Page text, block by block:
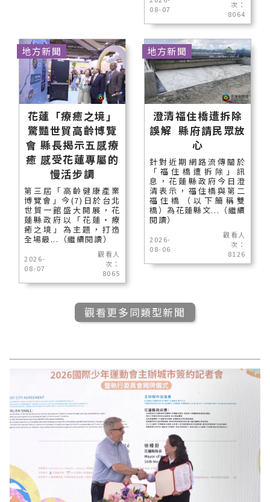
08-07
次：
8064
花蓮「療癒之境」
驚豔世貿高齡博覽
會 縣長揭示五感療
癒 感受花蓮專屬的
慢活步調
第三屆「高齡健康產業
博覽會」今(7)日於台北
世貿一館盛大開展，花
蓮縣政府以「花蓮‧療
癒之境」為主題，打造
全場最...（繼續閱讀）
2026-
08-07
觀看人
次：
8065
地方新聞
澄清福住橋遭拆除
誤解 縣府請民眾放
心
針對近期網路流傳關於
「福住橋遭拆除」訊
息，花蓮縣政府今日澄
清表示，福住橋與第二
福住橋（以下簡稱雙
橋）為花蓮縣文...（繼續
閱讀）
2026-
08-06
觀看人
次：
8126
地方新聞
觀看更多同類型新聞